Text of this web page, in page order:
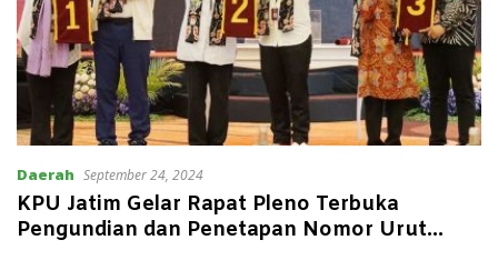
Daerah September 24, 2024
KPU Jatim Gelar Rapat Pleno Terbuka
Pengundian dan Penetapan Nomor Urut